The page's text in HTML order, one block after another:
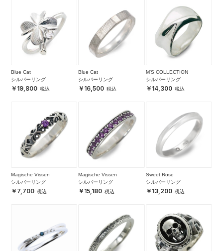
Blue Cat
シルバーリング
19,800
Blue Cat
シルバーリング
16,500
M'S COLLECTION
シルバーリング
14,300
Magische Vissen
シルバーリング
7,700
Magische Vissen
シルバーリング
15,180
Sweet Rose
シルバーリング
13,200